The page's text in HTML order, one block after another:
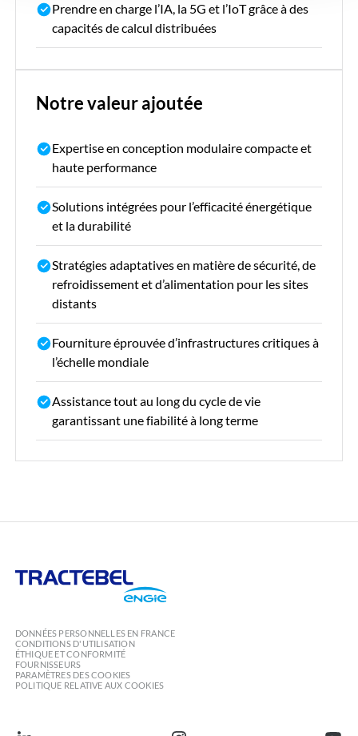
Prendre en charge l’IA, la 5G et l’IoT grâce à des
capacités de calcul distribuées
Notre valeur ajoutée
Expertise en conception modulaire compacte et
haute performance
Solutions intégrées pour l’efficacité énergétique
et la durabilité
Stratégies adaptatives en matière de sécurité, de
refroidissement et d’alimentation pour les sites
distants
Fourniture éprouvée d’infrastructures critiques à
l’échelle mondiale
Assistance tout au long du cycle de vie
garantissant une fiabilité à long terme
Engie
DONNÉES PERSONNELLES EN FRANCE
CONDITIONS D'UTILISATION
ÉTHIQUE ET CONFORMITÉ
FOURNISSEURS
PARAMÈTRES DES COOKIES
POLITIQUE RELATIVE AUX COOKIES